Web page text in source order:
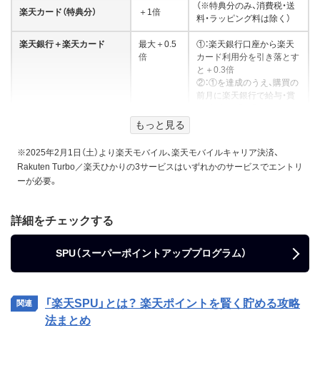
（※特典分のみ、消費税・送
料・ラッピング料は除く）
楽天カード（特典分） ＋1倍
楽天銀行＋楽天カード
最大＋0.5
倍
①：楽天銀行口座から楽天
カード利用分を引き落とす
と＋0.3倍
②：①を達成のうえ、購買の
前月に楽天銀行で給与・賞
楽天証券 投資信託 ＋0.5倍
当月合計3万円以上のポイ
ント投資（投資信託）
楽天証券 米国株式
楽天ウォレット ＋0.5倍
暗号資産現物取引を月に合
計3万円以上購入（ポイント
円（税込）以上予約し、対象
もっと見る
※2025年2月1日（土）より楽天モバイル、楽天モバイルキャリア決済、
Rakuten Turbo／楽天ひかりの3サービスはいずれかのサービスでエントリ
ーが必要。
詳細をチェックする
SPU（スーパーポイントアッププログラム）
「楽天SPU」とは？ 楽天ポイントを賢く貯める攻略
法まとめ